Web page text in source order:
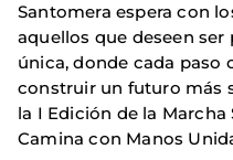
Santomera espera con
aquellos que deseen
única, donde cada paso
construir un futuro más
la I Edición de la
Camina con Manos